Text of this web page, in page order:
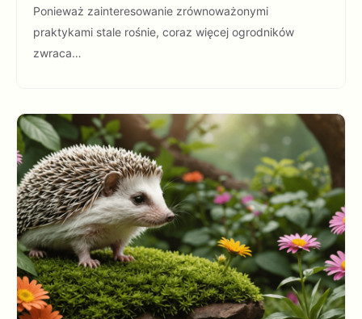
Ponieważ zainteresowanie zrównoważonymi
praktykami stale rośnie, coraz więcej ogrodników
zwraca…